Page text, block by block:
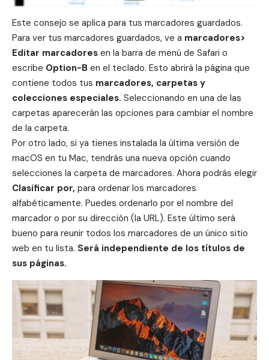
Este consejo se aplica para tus marcadores guardados.
Para ver tus marcadores guardados, ve a marcadores>
Editar marcadores en la barra de menú de Safari o
escribe Option-B en el teclado. Esto abrirá la página que
contiene todos tus marcadores, carpetas y
colecciones especiales. Seleccionando en una de las
carpetas aparecerán las opciones para cambiar el nombre
de la carpeta.
Por otro lado, si ya tienes instalada la última versión de
macOS en tu Mac, tendrás una nueva opción cuando
selecciones la carpeta de marcadores. Ahora podrás elegir
Clasificar por, para ordenar los marcadores
alfabéticamente. Puedes ordenarlo por el nombre del
marcador o por su dirección (la URL). Este último será
bueno para reunir todos los marcadores de un único sitio
web en tu lista. Será independiente de los títulos de
sus páginas.